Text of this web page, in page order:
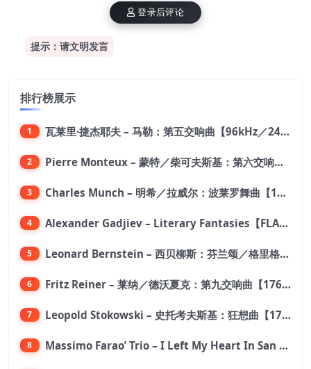
提示：请文明发言
登录后评论
排行榜展示
1 瓦莱里·捷杰耶夫 – 马勒：第五交响曲【96kHz／24bit】
2 Pierre Monteux – 蒙特／柴可夫斯基：第六交响曲【176.4kHz／24bit】
3 Charles Munch – 明希／拉威尔：波莱罗舞曲【176.4kHz／24bit】
4 Alexander Gadjiev – Literary Fantasies【FLAC 192】
5 Leonard Bernstein – 西贝柳斯：芬兰颂／格里格：培尔·金特组曲【44.1kHz／24bit】
6 Fritz Reiner – 莱纳／德沃夏克：第九交响曲【176.4kHz／24bit】
7 Leopold Stokowski – 史托考夫斯基：狂想曲【176.4kHz／24bit】
8 Massimo Farao’ Trio – I Left My Heart In San Francisco (2.8MHz DSD)【2.8MHz／1bit】